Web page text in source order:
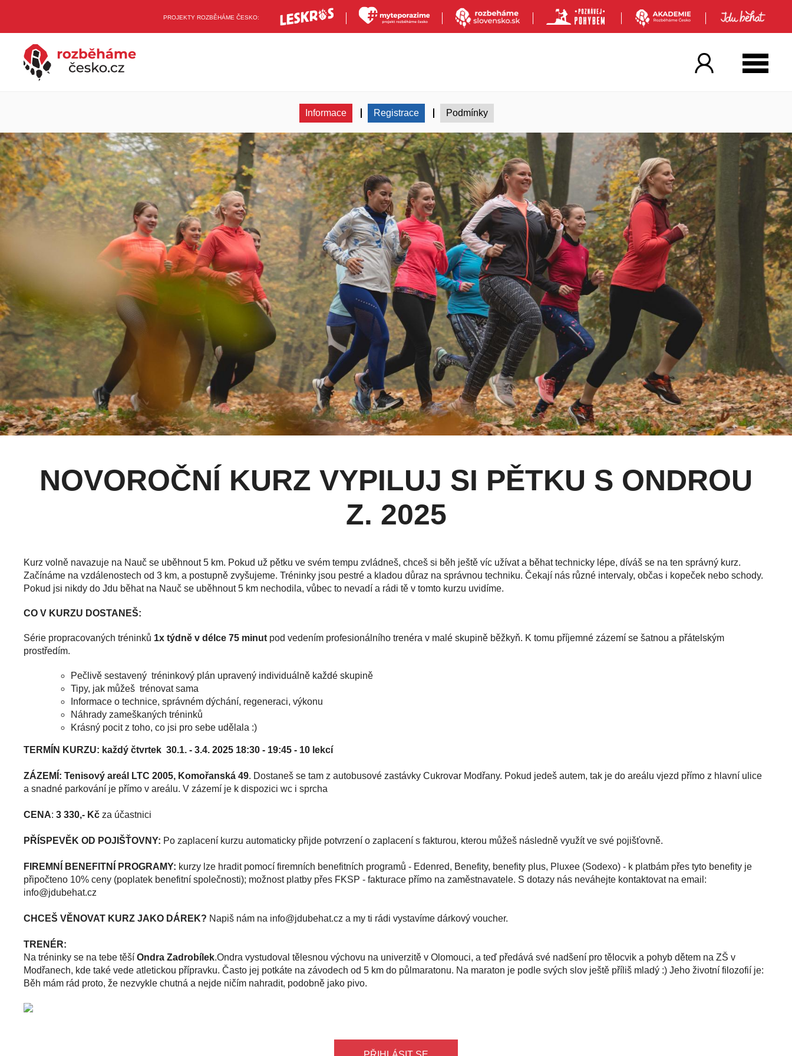
PROJEKTY ROZBĚHÁME ČESKO:
Informace Registrace Podmínky
NOVOROČNÍ KURZ VYPILUJ SI PĚTKU S ONDROU
Z. 2025
Kurz volně navazuje na Nauč se uběhnout 5 km. Pokud už pětku ve svém tempu zvládneš, chceš si běh ještě víc užívat a běhat technicky lépe, díváš se na ten správný kurz.
Začínáme na vzdálenostech od 3 km, a postupně zvyšujeme. Tréninky jsou pestré a kladou důraz na správnou techniku. Čekají nás různé intervaly, občas i kopeček nebo schody.
Pokud jsi nikdy do Jdu běhat na Nauč se uběhnout 5 km nechodila, vůbec to nevadí a rádi tě v tomto kurzu uvidíme.
CO V KURZU DOSTANEŠ:
Série propracovaných tréninků 1x týdně v délce 75 minut pod vedením profesionálního trenéra v malé skupině běžkyň. K tomu příjemné zázemí se šatnou a přátelským
prostředím.
Pečlivě sestavený tréninkový plán upravený individuálně každé skupině
Tipy, jak můžeš trénovat sama
Informace o technice, správném dýchání, regeneraci, výkonu
Náhrady zameškaných tréninků
Krásný pocit z toho, co jsi pro sebe udělala :)
TERMÍN KURZU: každý čtvrtek 30.1. - 3.4. 2025 18:30 - 19:45 - 10 lekcí
ZÁZEMÍ: Tenisový areál LTC 2005, Komořanská 49. Dostaneš se tam z autobusové zastávky Cukrovar Modřany. Pokud jedeš autem, tak je do areálu vjezd přímo z hlavní ulice
a snadné parkování je přímo v areálu. V zázemí je k dispozici wc i sprcha
CENA: 3 330,- Kč za účastnici
PŘÍSPEVĚK OD POJIŠŤOVNY: Po zaplacení kurzu automaticky přijde potvrzení o zaplacení s fakturou, kterou můžeš následně využít ve své pojišťovně.
FIREMNÍ BENEFITNÍ PROGRAMY: kurzy lze hradit pomocí firemních benefitních programů - Edenred, Benefity, benefity plus, Pluxee (Sodexo) - k platbám přes tyto benefity je
připočteno 10% ceny (poplatek benefitní společnosti); možnost platby přes FKSP - fakturace přímo na zaměstnavatele. S dotazy nás neváhejte kontaktovat na email:
zc.tahebudj@ofni
CHCEŠ VĚNOVAT KURZ JAKO DÁREK? Napiš nám na zc.tahebudj@ofni a my ti rádi vystavíme dárkový voucher.
TRENÉR:
Na tréninky se na tebe těší Ondra Zadrobílek.Ondra vystudoval tělesnou výchovu na univerzitě v Olomouci, a teď předává své nadšení pro tělocvik a pohyb dětem na ZŠ v
Modřanech, kde také vede atletickou přípravku. Často jej potkáte na závodech od 5 km do půlmaratonu. Na maraton je podle svých slov ještě příliš mladý :) Jeho životní filozofií je:
Běh mám rád proto, že nezvykle chutná a nejde ničím nahradit, podobně jako pivo.